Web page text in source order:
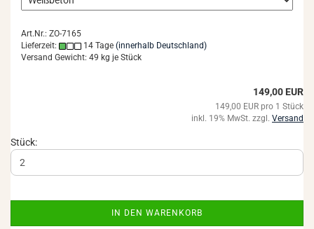
Art.Nr.: ZO-7165
Lieferzeit:
14 Tage (innerhalb Deutschland)
Versand Gewicht: 49 kg je Stück
149,00 EUR
149,00 EUR pro 1 Stück
inkl. 19% MwSt. zzgl. Versand
Stück:
IN DEN WARENKORB